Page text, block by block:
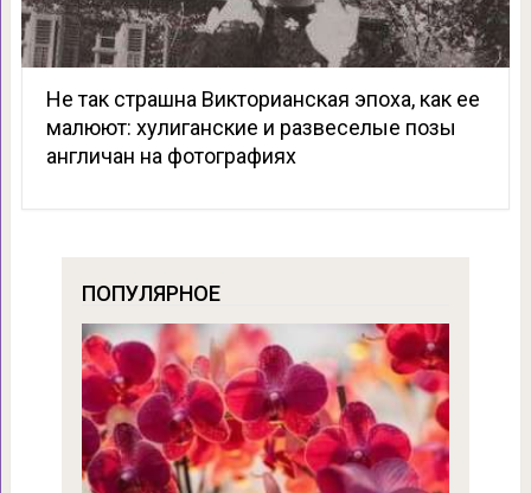
Не так страшна Викторианская эпоха, как ее
малюют: хулиганские и развеселые позы
англичан на фотографиях
ПОПУЛЯРНОЕ